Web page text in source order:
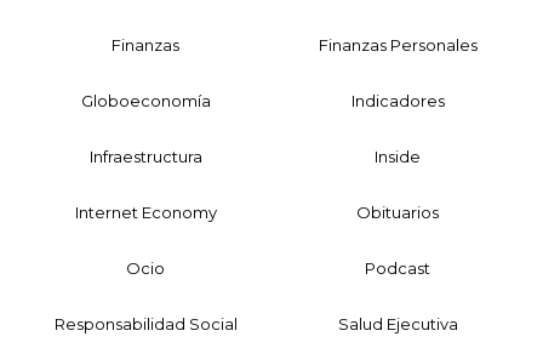
Finanzas Finanzas Personales
Globoeconomía Indicadores
Infraestructura Inside
Internet Economy Obituarios
Ocio Podcast
Responsabilidad Social Salud Ejecutiva